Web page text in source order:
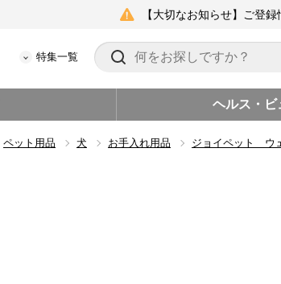
【大切なお知らせ】ご登
特集一覧
ヘルス・ビ
ペット用品 犬 お手入れ用品 ジョイペット ウ